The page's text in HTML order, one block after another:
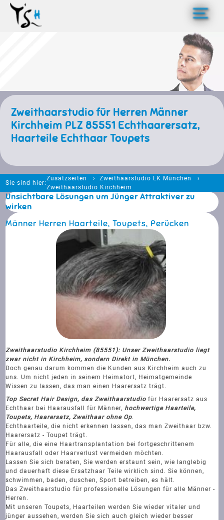
>
Zweithaarstudio für Herren Männer
Kirchheim PLZ 85551 Echthaarersatz,
Haarteile Echthaar Toupets
Sie sind hier:
Zusatzseiten
Zweithaarstudio LK München
Zweithaarstudio Kirchheim
Unsichtbare Lösungen um Jünger Attraktiver zu
wirken
Männer Herren Haarteile, Toupets, Perücken
Zweithaarstudio Kirchheim (85551): Unser Zweithaarstudio liegt
zwar nicht in Kirchheim, sondern Direkt in München.
Doch genau darum kommen die Kunden aus Kirchheim auch zu
uns. Um nicht jeden in seinem Heimatort, Heimatgemeinde
Wissen zu lassen, das man einen Haarersatz trägt.
Top Secret Hair Design, das Zweithaarstudiofür Haarersatz aus
Echthaar bei Haarausfall für Männer, hochwertige Haarteile,
Toupets, Haarersatz, Zweithaar ohne Op.
Echthaarteile, die nicht erkennen lassen, das man Zweithaar bzw.
Haarersatz - Toupet trägt.
Für alle, die eine Haartransplantation bei fortgeschrittenem
Haarausfall oder Haarverlust vermeiden möchten.
Lassen Sie sich beraten, Sie werden erstaunt sein, wie langlebig
und dauerhaft diese Ersatzhaar Teile wirklich sind. Sie können,
schwimmen, baden, duschen, Sport betreiben, es hält.
Das Zweithaarstudio für professionelle Lösungen für alle Männer -
Herren.
Mit unseren Toupets, Haarteilen werden Sie wieder vitaler und
jünger aussehen, werden Sie sich auch gleich wieder besser